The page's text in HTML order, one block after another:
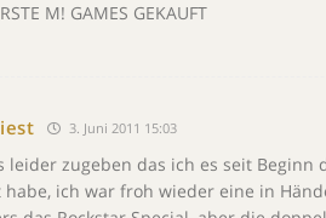
M! GAMES GEKAUFT
3. Juni 2011 15:03
leider zugeben das ich es seit Beginn
habe, ich war froh wieder eine in